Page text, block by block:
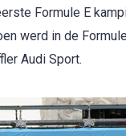
Formule E
werd in de
Audi Sport.